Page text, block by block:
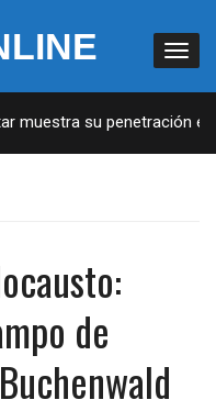
su penetración en la
de